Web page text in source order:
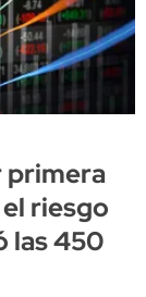
primera
riesgo
las 450